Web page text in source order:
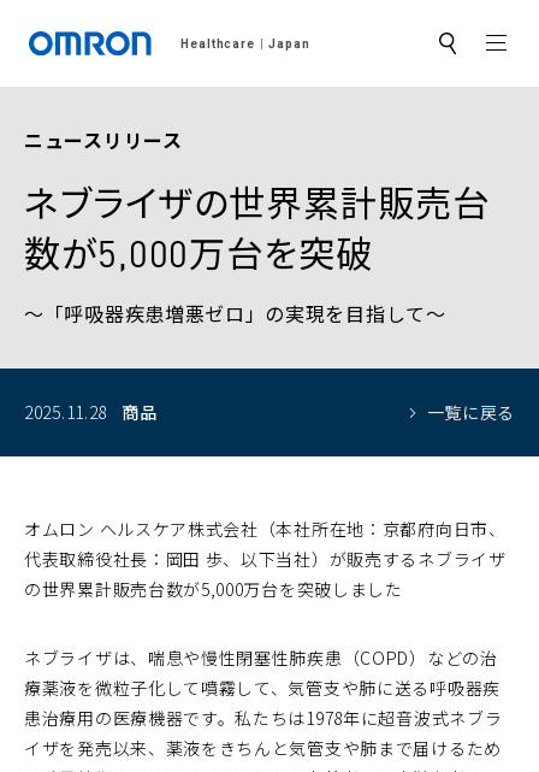
Healthcare Japan サ
ト
ニュースリリース
ネブライザの世界累計販売台
数が5,000万台を突破
～「呼吸器疾患増悪ゼロ」の実現を目指して～
2025.11.28 商品 一覧に戻る
オムロン ヘルスケア株式会社（本社所在地：京都府向日市、
代表取締役社長：岡田 歩、以下当社）が販売するネブライザ
の世界累計販売台数が5,000万台を突破しました
ネブライザは、喘息や慢性閉塞性肺疾患（COPD）などの治
療薬液を微粒子化して噴霧して、気管支や肺に送る呼吸器疾
患治療用の医療機器です。私たちは1978年に超音波式ネブラ
イザを発売以来、薬液をきちんと気管支や肺まで届けるため